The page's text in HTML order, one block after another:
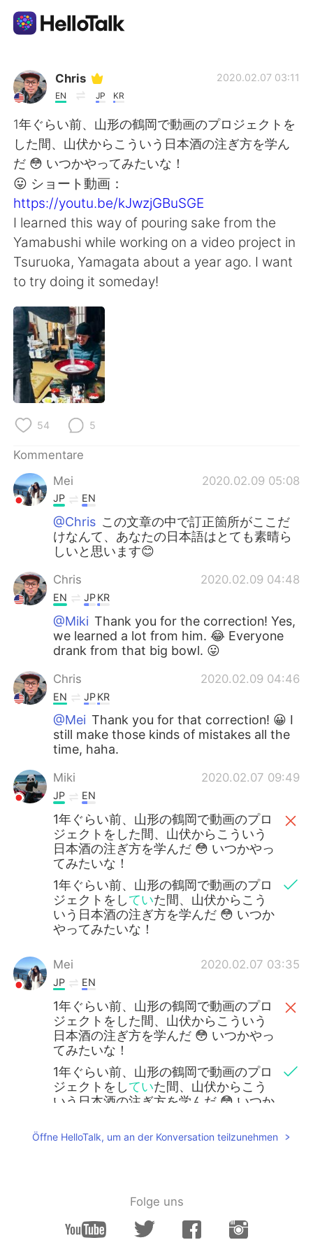
Sprachaustausch-App
AI Grammar Checker
Deutsch
English 简体中文
繁體中文 Español
العربية Français
日本語
Русский
Indonesia
Türkçe
Português
Chris
EN JP KR
2020.02.07 03:11
1年ぐらい前、山形の鶴岡で動画のプロジェクトを
した間、山伏からこういう日本酒の注ぎ方を学ん
だ 😳 いつかやってみたいな！
😛 ショート動画：
https://youtu.be/kJwzjGBuSGE
I learned this way of pouring sake from the
Yamabushi while working on a video project in
Tsuruoka, Yamagata about a year ago. I want
to try doing it someday!
54 5
Kommentare
Mei
2020.02.09 05:08
JP EN
@Chris この文章の中で訂正箇所がここだ
けなんて、あなたの日本語はとても素晴ら
しいと思います😊
Chris 2020.02.09 04:48
EN JPKR
@Miki Thank you for the correction! Yes,
we learned a lot from him. 😂 Everyone
drank from that big bowl. 😛
Chris 2020.02.09 04:46
EN JPKR
@Mei Thank you for that correction! 😀 I
still make those kinds of mistakes all the
time, haha.
Miki 2020.02.07 09:49
JP EN
1年ぐらい前、山形の鶴岡で動画のプロ
ジェクトをした間、山伏からこういう
日本酒の注ぎ方を学んだ 😳 いつかやっ
てみたいな！
1年ぐらい前、山形の鶴岡で動画のプロ
ジェクトをしていた間、山伏からこう
いう日本酒の注ぎ方を学んだ 😳 いつか
やってみたいな！
Mei 2020.02.07 03:35
JP EN
1年ぐらい前、山形の鶴岡で動画のプロ
ジェクトをした間、山伏からこういう
日本酒の注ぎ方を学んだ 😳 いつかやっ
てみたいな！
1年ぐらい前、山形の鶴岡で動画のプロ
ジェクトをしていた間、山伏からこう
いう日本酒の注ぎ方を学んだ 😳 いつか
Öffne HelloTalk, um an der Konversation teilzunehmen
Folge uns